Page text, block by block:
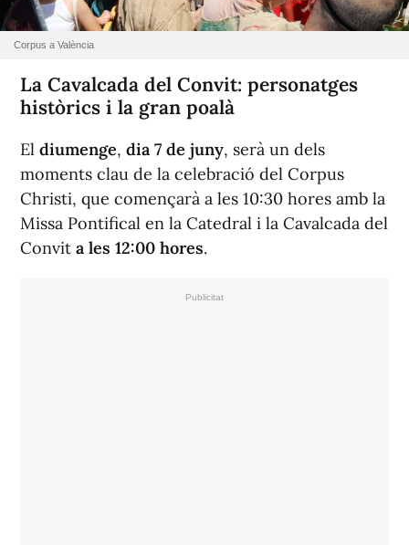
Corpus a València
La Cavalcada del Convit: personatges
històrics i la gran poalà
El diumenge, dia 7 de juny, serà un dels
moments clau de la celebració del Corpus
Christi, que començarà a les 10:30 hores amb la
Missa Pontifical en la Catedral i la Cavalcada del
Convit a les 12:00 hores.